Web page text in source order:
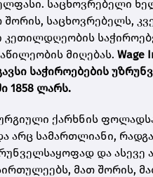
საცხოვრებელი
შორის, საცხოვრებელს,
კეთილდღეობის
მიღებას. Wage
საჭიროებების
1858 ლარს.
ქარხნის
არც სამართლიანი,
და ასევე
მათ შორის,